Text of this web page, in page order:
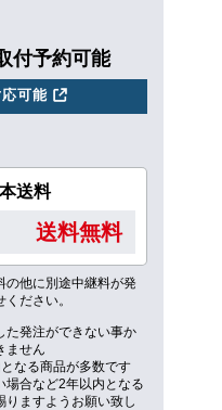
付予約可能
可能
送料
送料無料
他に別途中継料が発
ださい。
発注ができない事か
ません
なる商品が多数です
場合など2年以内となる
りますようお願い致し